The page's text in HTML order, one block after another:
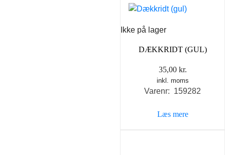
Ikke på lager
DÆKKRIDT (GUL)
35,00 kr.
inkl. moms
Varenr: 159282
Læs mere